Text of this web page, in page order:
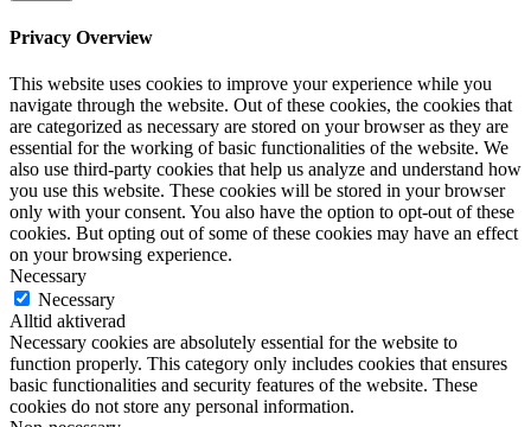
Privacy Overview
This website uses cookies to improve your experience while you
navigate through the website. Out of these cookies, the cookies that
are categorized as necessary are stored on your browser as they are
essential for the working of basic functionalities of the website. We
also use third-party cookies that help us analyze and understand how
you use this website. These cookies will be stored in your browser
only with your consent. You also have the option to opt-out of these
cookies. But opting out of some of these cookies may have an effect
on your browsing experience.
Necessary
Necessary
Alltid aktiverad
Necessary cookies are absolutely essential for the website to
function properly. This category only includes cookies that ensures
basic functionalities and security features of the website. These
cookies do not store any personal information.